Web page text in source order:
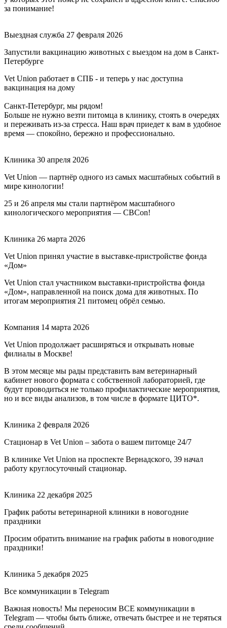
за понимание!
Выездная служба 27 февраля 2026
Запустили вакцинацию животных с выездом на дом в Санкт-
Петербурге
Vet Union работает в СПБ - и теперь у нас доступна
вакцинация на дому
Санкт-Петербург, мы рядом!
Больше не нужно везти питомца в клинику, стоять в очередях
и переживать из-за стресса. Наш врач приедет к вам в удобное
время — спокойно, бережно и профессионально.
Клиника 30 апреля 2026
Vet Union — партнёр одного из самых масштабных событий в
мире кинологии!
25 и 26 апреля мы стали партнёром масштабного
кинологического мероприятия — CBCon!
Клиника 26 марта 2026
Vet Union принял участие в выставке-пристройстве фонда
«Дом»
Vet Union стал участником выставки-пристройства фонда
«Дом», направленной на поиск дома для животных. По
итогам мероприятия 21 питомец обрёл семью.
Компания 14 марта 2026
Vet Union продолжает расширяться и открывать новые
филиалы в Москве!
В этом месяце мы рады представить вам ветеринарный
кабинет нового формата с собственной лабораторией, где
будут проводиться не только профилактические мероприятия,
но и все виды анализов, в том числе в формате ЦИТО*.
Клиника 2 февраля 2026
Стационар в Vet Union – забота о вашем питомце 24/7
В клинике Vet Union на проспекте Вернадского, 39 начал
работу круглосуточный стационар.
Клиника 22 декабря 2025
График работы ветеринарной клиники в новогодние
праздники
Просим обратить внимание на график работы в новогодние
праздники!
Клиника 5 декабря 2025
Все коммуникации в Telegram
Важная новость! Мы переносим ВСЕ коммуникации в
Telegram — чтобы быть ближе, отвечать быстрее и не теряться